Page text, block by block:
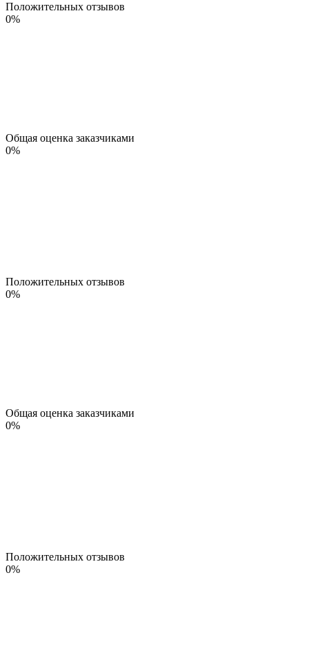
Положительных отзывов
0%
Общая оценка заказчиками
0%
Положительных отзывов
0%
Общая оценка заказчиками
0%
Положительных отзывов
0%